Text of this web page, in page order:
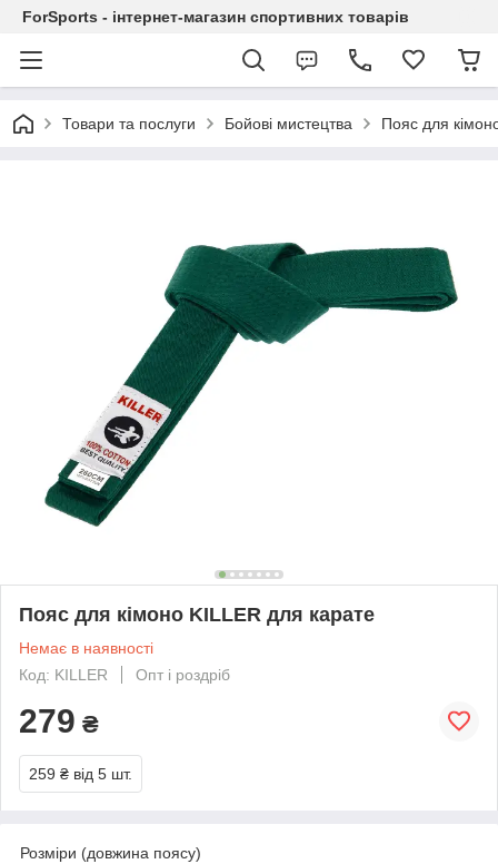
ForSports - інтернет-магазин спортивних товарів
Товари та послуги Бойові мистецтва Пояс для
Пояс для кімоно KILLER для карате
Немає в наявності
Код: KILLER
Опт і роздріб
279 ₴
259 ₴ від 5 шт.
Розміри (довжина поясу)